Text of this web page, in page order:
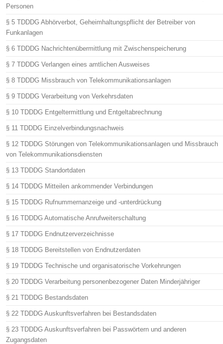
Personen
§ 5 TDDDG Abhörverbot, Geheimhaltungspflicht der Betreiber von
Funkanlagen
§ 6 TDDDG Nachrichtenübermittlung mit Zwischenspeicherung
§ 7 TDDDG Verlangen eines amtlichen Ausweises
§ 8 TDDDG Missbrauch von Telekommunikationsanlagen
§ 9 TDDDG Verarbeitung von Verkehrsdaten
§ 10 TDDDG Entgeltermittlung und Entgeltabrechnung
§ 11 TDDDG Einzelverbindungsnachweis
§ 12 TDDDG Störungen von Telekommunikationsanlagen und Missbrauch
von Telekommunikationsdiensten
§ 13 TDDDG Standortdaten
§ 14 TDDDG Mitteilen ankommender Verbindungen
§ 15 TDDDG Rufnummernanzeige und -unterdrückung
§ 16 TDDDG Automatische Anrufweiterschaltung
§ 17 TDDDG Endnutzerverzeichnisse
§ 18 TDDDG Bereitstellen von Endnutzerdaten
§ 19 TDDDG Technische und organisatorische Vorkehrungen
§ 20 TDDDG Verarbeitung personenbezogener Daten Minderjähriger
§ 21 TDDDG Bestandsdaten
§ 22 TDDDG Auskunftsverfahren bei Bestandsdaten
§ 23 TDDDG Auskunftsverfahren bei Passwörtern und anderen
Zugangsdaten